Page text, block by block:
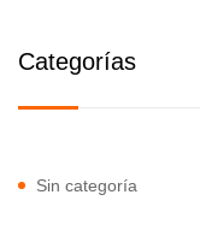
Categorías
Sin categoría